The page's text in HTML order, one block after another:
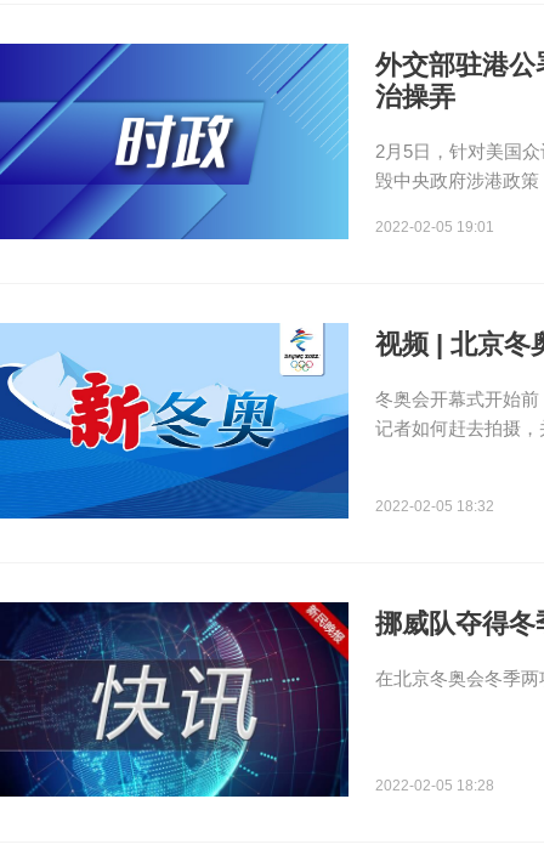
外交部驻港
治操弄
2月5日，针对美国
毁中央政府涉港政
2022-02-05 19:01
视频 | 北京冬
冬奥会开幕式开始
记者如何赶去拍摄
2022-02-05 18:32
挪威队夺得
在北京冬奥会冬季
2022-02-05 18:28